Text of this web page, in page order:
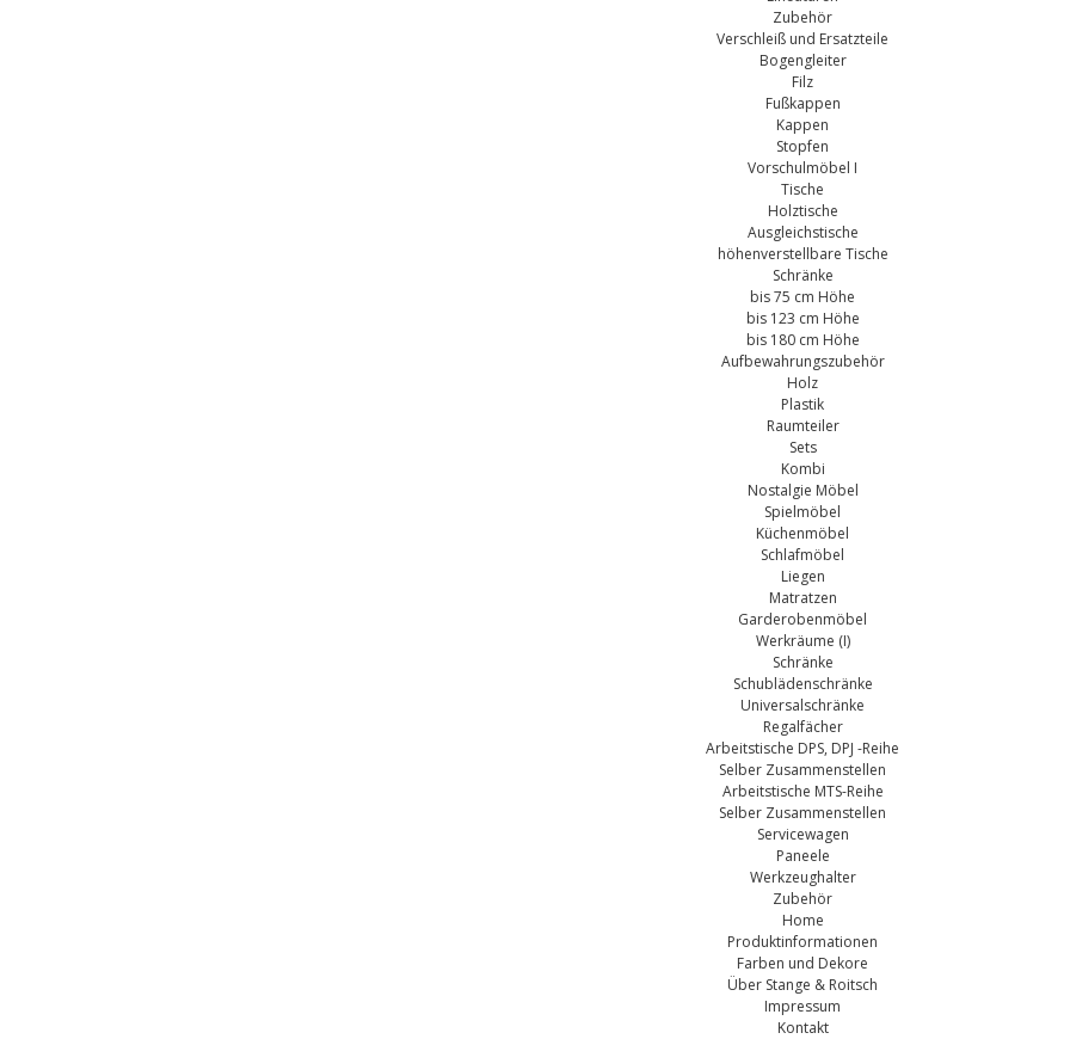
Zubehör
Verschleiß und Ersatzteile
Bogengleiter
Filz
Fußkappen
Kappen
Stopfen
Vorschulmöbel I
Tische
Holztische
Ausgleichstische
höhenverstellbare Tische
Schränke
bis 75 cm Höhe
bis 123 cm Höhe
bis 180 cm Höhe
Aufbewahrungszubehör
Holz
Plastik
Raumteiler
Sets
Kombi
Nostalgie Möbel
Spielmöbel
Küchenmöbel
Schlafmöbel
Liegen
Matratzen
Garderobenmöbel
Werkräume (I)
Schränke
Schublädenschränke
Universalschränke
Regalfächer
Arbeitstische DPS, DPJ -Reihe
Selber Zusammenstellen
Arbeitstische MTS-Reihe
Selber Zusammenstellen
Servicewagen
Paneele
Werkzeughalter
Zubehör
Home
Produktinformationen
Farben und Dekore
Über Stange & Roitsch
Impressum
Kontakt